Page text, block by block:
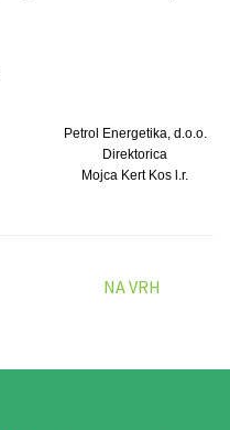
Petrol Energetika, d.o.o.
Direktorica
Mojca Kert Kos l.r.
NA VRH